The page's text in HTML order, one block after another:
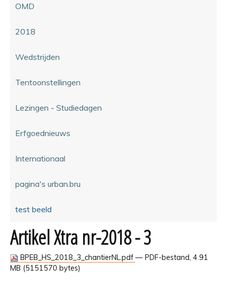
OMD
2018
Wedstrijden
Tentoonstellingen
Lezingen - Studiedagen
Erfgoednieuws
Internationaal
pagina's urban.bru
test beeld
Artikel Xtra nr-2018 - 3
BPEB_HS_2018_3_chantierNL.pdf — PDF-bestand, 4.91
MB (5151570 bytes)